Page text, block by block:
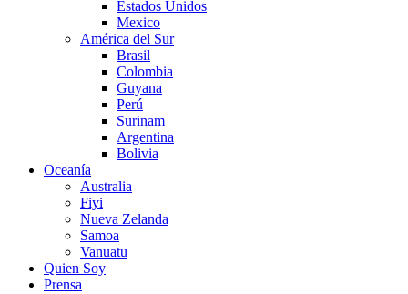
Estados Unidos
Mexico
América del Sur
Brasil
Colombia
Guyana
Perú
Surinam
Argentina
Bolivia
Oceanía
Australia
Fiyi
Nueva Zelanda
Samoa
Vanuatu
Quien Soy
Prensa